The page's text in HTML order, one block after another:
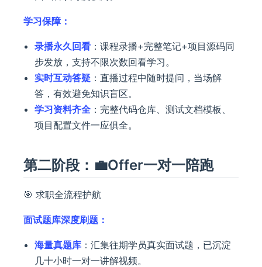
学习保障：
录播永久回看 ：课程录播+完整笔记+项目源码同
步发放，支持不限次数回看学习。
实时互动答疑 ：直播过程中随时提问，当场解
答，有效避免知识盲区。
学习资料齐全 ：完整代码仓库、测试文档模板、
项目配置文件一应俱全。
第二阶段：💼Offer一对一陪跑
🎯 求职全流程护航
面试题库深度刷题：
海量真题库 ：汇集往期学员真实面试题，已沉淀
几十小时一对一讲解视频。